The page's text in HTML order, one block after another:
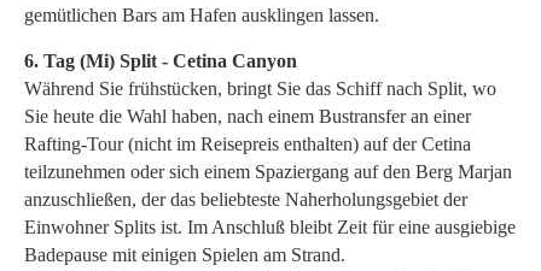
gemütlichen Bars am Hafen ausklingen lassen.
6. Tag (Mi) Split - Cetina Canyon
Während Sie frühstücken, bringt Sie das Schiff nach Split, wo
Sie heute die Wahl haben, nach einem Bustransfer an einer
Rafting-Tour (nicht im Reisepreis enthalten) auf der Cetina
teilzunehmen oder sich einem Spaziergang auf den Berg Marjan
anzuschließen, der das beliebteste Naherholungsgebiet der
Einwohner Splits ist. Im Anschluß bleibt Zeit für eine ausgiebige
Badepause mit einigen Spielen am Strand.